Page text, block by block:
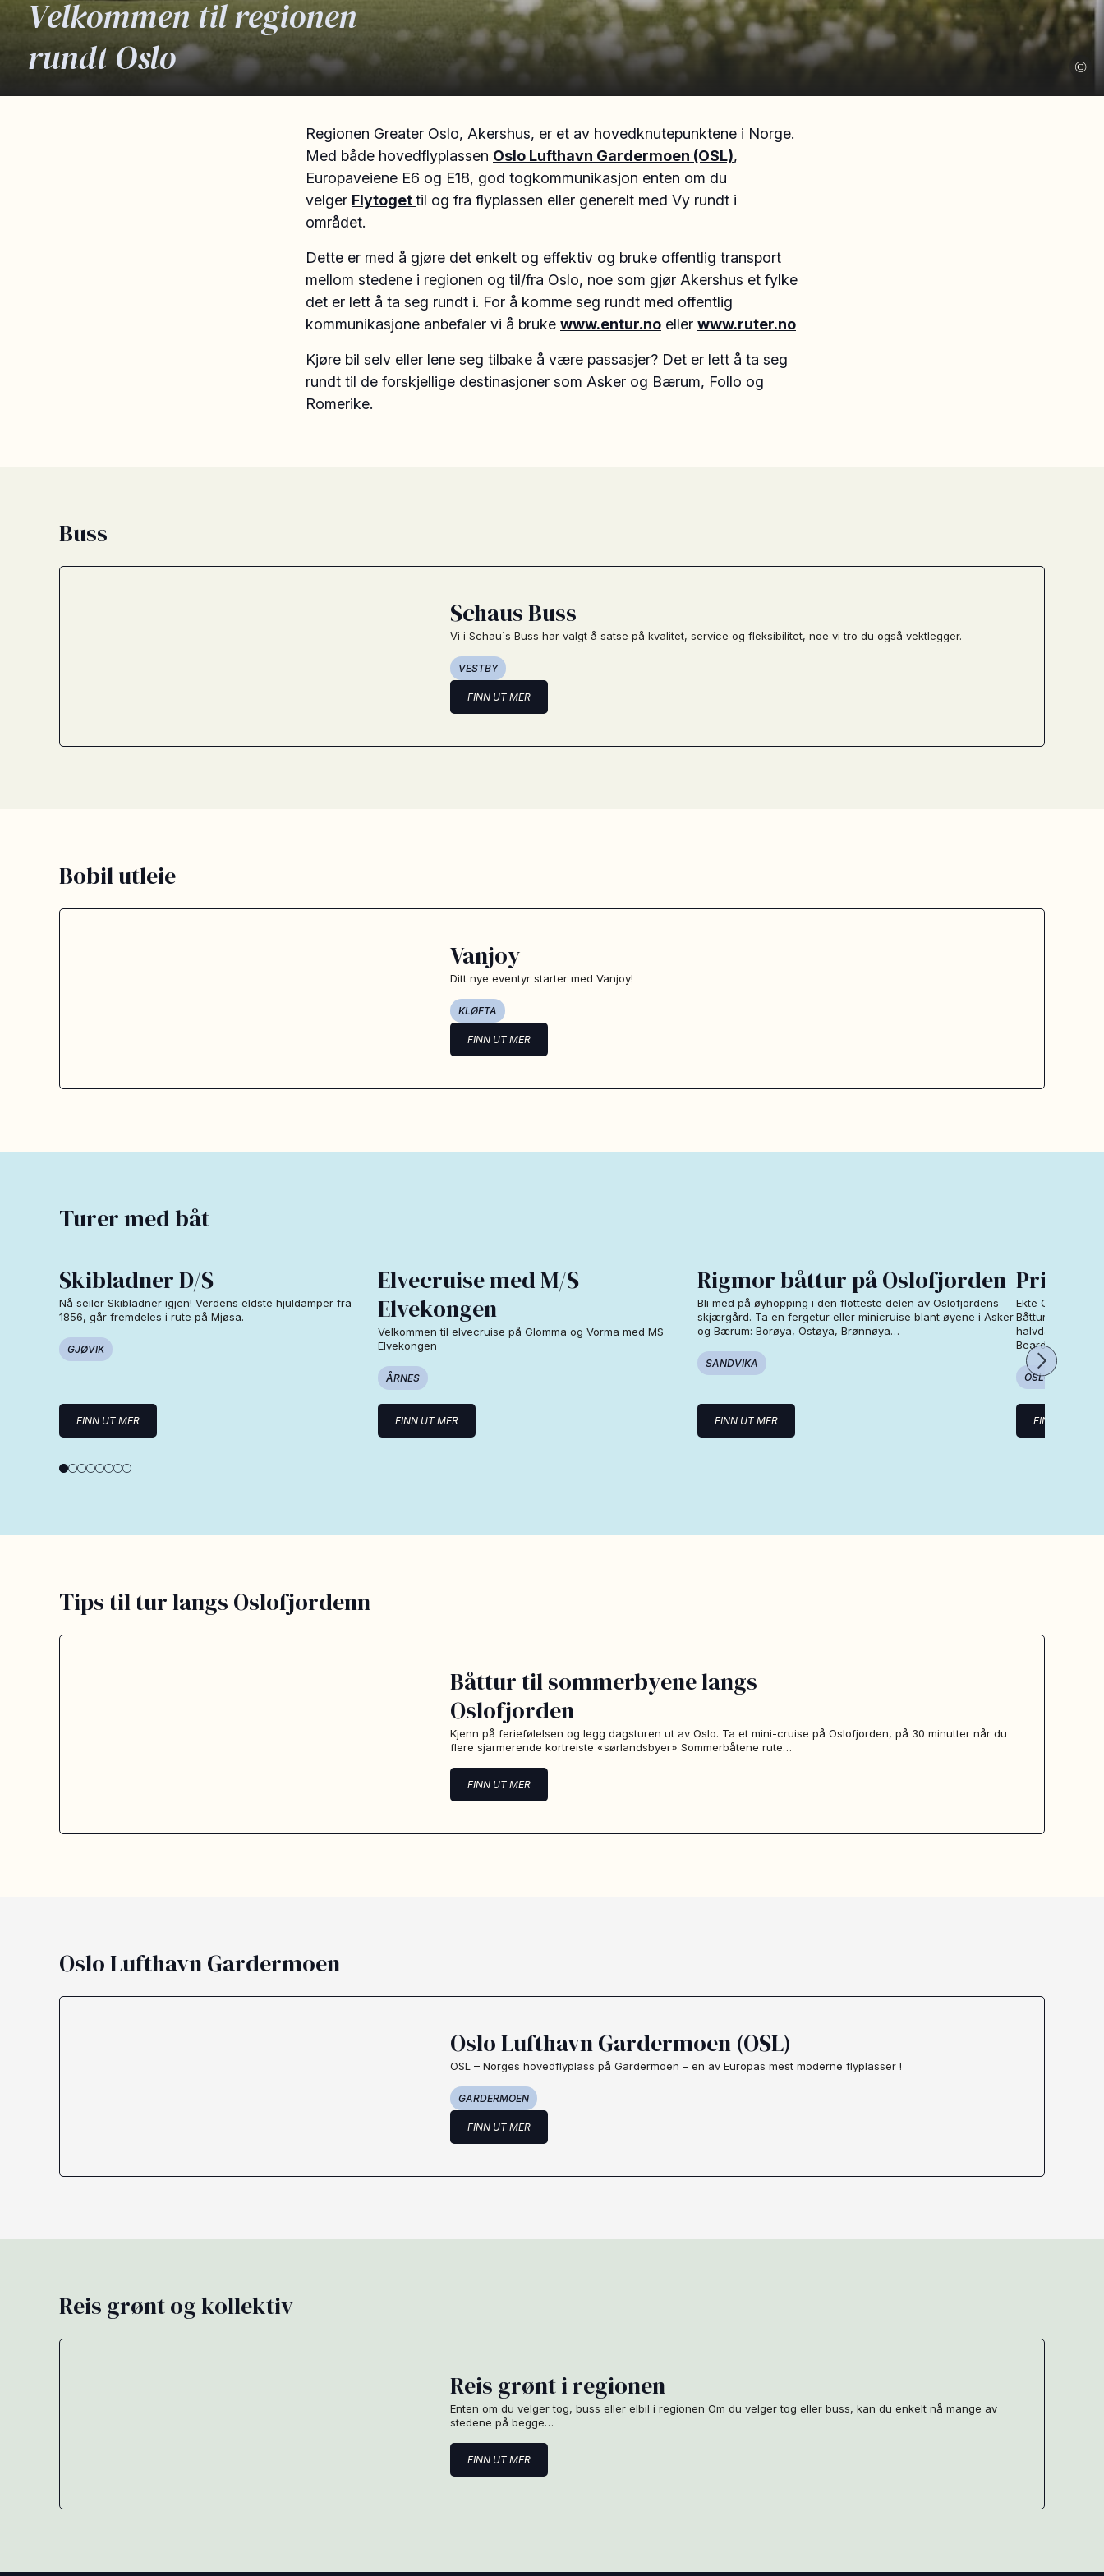
Velkommen til regionen
rundt Oslo
©
Regionen Greater Oslo, Akershus, er et av hovedknutepunktene i Norge.
Med både hovedflyplassen Oslo Lufthavn Gardermoen (OSL),
Europaveiene E6 og E18, god togkommunikasjon enten om du
velger Flytogettil og fra flyplassen eller generelt med Vy rundt i
området.
Dette er med å gjøre det enkelt og effektiv og bruke offentlig transport
mellom stedene i regionen og til/fra Oslo, noe som gjør Akershus et fylke
det er lett å ta seg rundt i. For å komme seg rundt med offentlig
kommunikasjone anbefaler vi å bruke www.entur.no eller www.ruter.no
Kjøre bil selv eller lene seg tilbake å være passasjer? Det er lett å ta seg
rundt til de forskjellige destinasjoner som Asker og Bærum, Follo og
Romerike.
Buss
Schaus Buss
Vi i Schau´s Buss har valgt å satse på kvalitet, service og fleksibilitet, noe vi tro du også vektlegger.
VESTBY
FINN UT MER
Bobil utleie
Vanjoy
Ditt nye eventyr starter med Vanjoy!
KLØFTA
FINN UT MER
Turer med båt
Skibladner D/S
Nå seiler Skibladner igjen! Verdens eldste hjuldamper fra
1856, går fremdeles i rute på Mjøsa.
GJØVIK
FINN UT MER
Elvecruise med M/S
Elvekongen
Velkommen til elvecruise på Glomma og Vorma med MS
Elvekongen
ÅRNES
FINN UT MER
Rigmor båttur på Oslofjorden
Bli med på øyhopping i den flotteste delen av Oslofjordens
skjærgård. Ta en fergetur eller minicruise blant øyene i Asker
og Bærum: Borøya, Ostøya, Brønnøya…
SANDVIKA
FINN UT MER
Privat
Ekte
Båtturer i indre
Beard…
OSLO
FINN UT MER
Tips til tur langs Oslofjordenn
Båttur til sommerbyene langs
Oslofjorden
Kjenn på feriefølelsen og legg dagsturen ut av Oslo. Ta et mini-cruise på Oslofjorden, på 30 minutter når du
flere sjarmerende kortreiste «sørlandsbyer» Sommerbåtene rute…
FINN UT MER
Oslo Lufthavn Gardermoen
Oslo Lufthavn Gardermoen (OSL)
OSL – Norges hovedflyplass på Gardermoen – en av Europas mest moderne flyplasser !
GARDERMOEN
FINN UT MER
Reis grønt og kollektiv
Reis grønt i regionen
Enten om du velger tog, buss eller elbil i regionen Om du velger tog eller buss, kan du enkelt nå mange av
stedene på begge…
FINN UT MER